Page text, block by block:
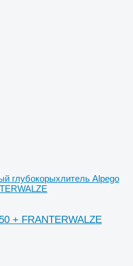
глубокорыхлитель Alpego
+ FRANTERWALZE